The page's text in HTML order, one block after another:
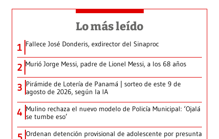
Lo más leído
1 Fallece José Donderis, exdirector del Sinaproc
2 Murió Jorge Messi, padre de Lionel Messi, a los 68 años
3 Pirámide de Lotería de Panamá | sorteo de este 9 de
agosto de 2026, según la IA
4 Mulino rechaza el nuevo modelo de Policía Municipal: ‘Ojalá
se tumbe eso’
Ordenan detención provisional de adolescente por presunta